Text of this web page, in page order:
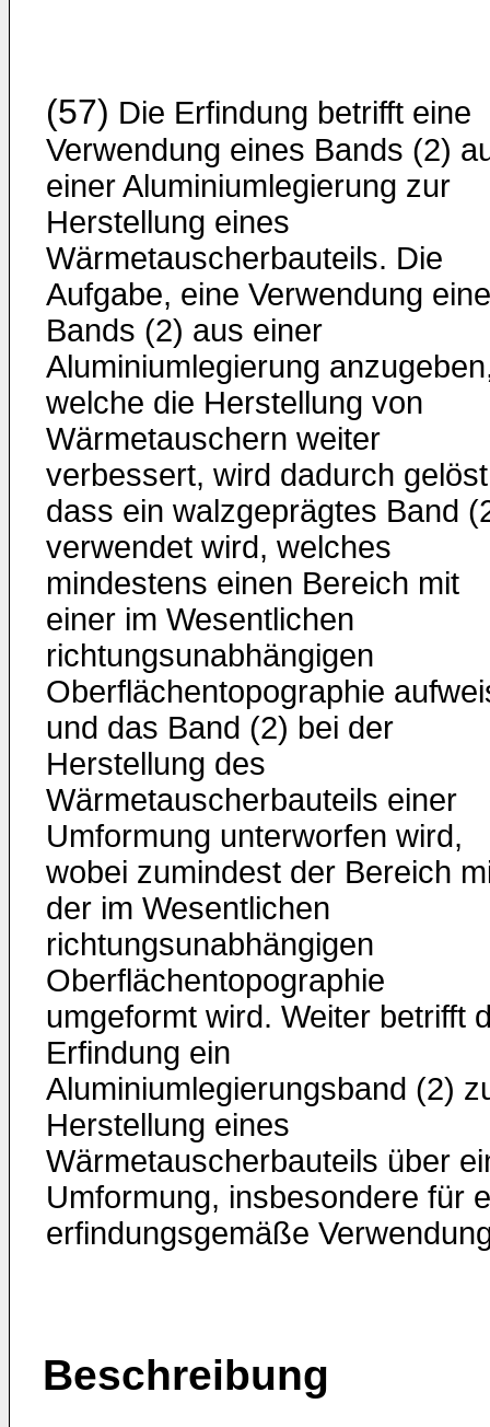
(57) Die Erfindung betrifft eine
Verwendung eines Bands (2)
einer Aluminiumlegierung zur
Herstellung eines
Wärmetauscherbauteils. Die
Aufgabe, eine Verwendung
Bands (2) aus einer
Aluminiumlegierung
welche die Herstellung von
Wärmetauschern weiter
verbessert, wird dadurch
dass ein walzgeprägtes Band
verwendet wird, welches
mindestens einen Bereich mit
einer im Wesentlichen
richtungsunabhängigen
Oberflächentopographie
und das Band (2) bei der
Herstellung des
Wärmetauscherbauteils einer
Umformung unterworfen wird,
wobei zumindest der Bereich
der im Wesentlichen
richtungsunabhängigen
Oberflächentopographie
umgeformt wird. Weiter betrifft
Erfindung ein
Aluminiumlegierungsband (2)
Herstellung eines
Wärmetauscherbauteils über
Umformung, insbesondere für
erfindungsgemäße
Beschreibung